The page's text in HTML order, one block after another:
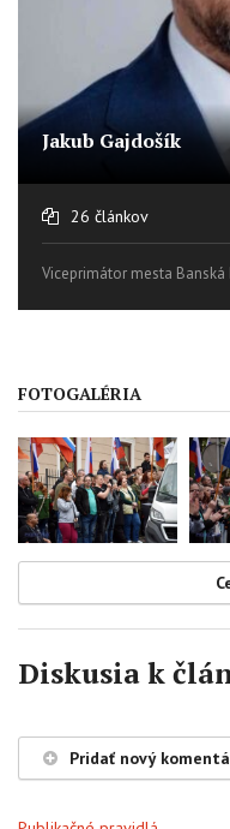
Jakub Gajdošík
26 článkov
Viceprimátor mesta
FOTOGALÉRIA
Diskusia k
Pridať nový